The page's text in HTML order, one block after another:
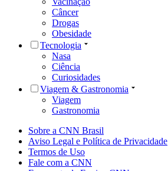
Câncer
Drogas
Obesidade
Tecnologia
Nasa
Ciência
Curiosidades
Viagem & Gastronomia
Viagem
Gastronomia
Sobre a CNN Brasil
Aviso Legal e Política de Privacidade
Termos de Uso
Fale com a CNN